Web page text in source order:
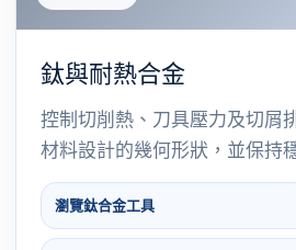
鈦與耐熱合金
控制切削熱、刀具壓力及切屑
材料設計的幾何形狀，並保持
瀏覽鈦合金工具